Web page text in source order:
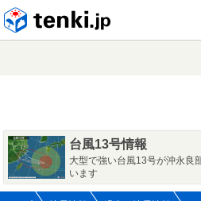
台風13号情報
大型で強い台風13号が沖永良
います